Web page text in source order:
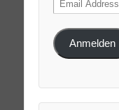
Address
Anmelden